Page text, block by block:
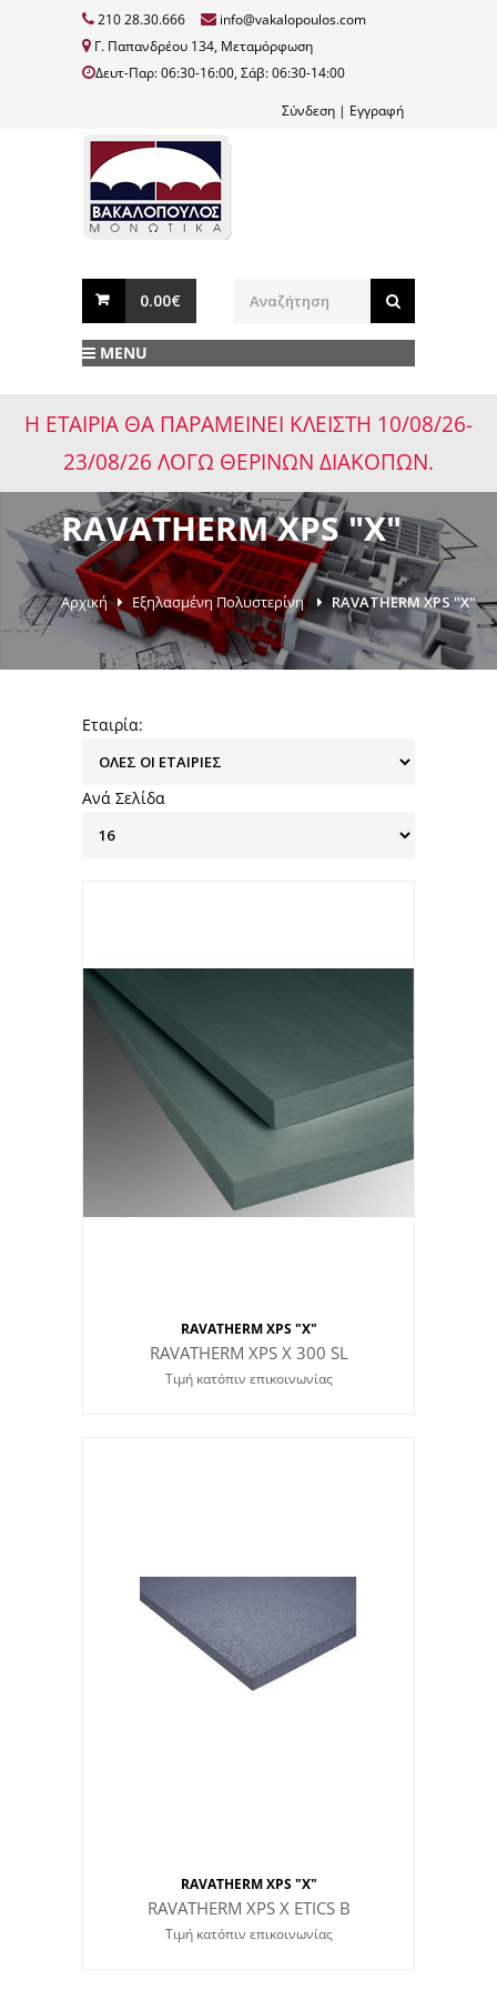
210 28.30.666
info@vakalopoulos.com
Γ. Παπανδρέου 134, Μεταμόρφωση
Δευτ-Παρ: 06:30-16:00, Σάβ: 06:30-14:00
Σύνδεση | Εγγραφή
0.00€
MENU
Η ΕΤΑΙΡΙΑ ΘΑ ΠΑΡΑΜΕΙΝΕΙ ΚΛΕΙΣΤΗ 10/08/26-
23/08/26 ΛΟΓΩ ΘΕΡΙΝΩΝ ΔΙΑΚΟΠΩΝ.
RAVATHERM XPS "X"
Αρχική Εξηλασμένη Πολυστερίνη RAVATHERM XPS "X"
Εταιρία:
Ανά Σελίδα
RAVATHERM XPS "X"
RAVATHERM XPS X 300 SL
Τιμή κατόπιν επικοινωνίας
RAVATHERM XPS "X"
RAVATHERM XPS X ETICS B
Τιμή κατόπιν επικοινωνίας